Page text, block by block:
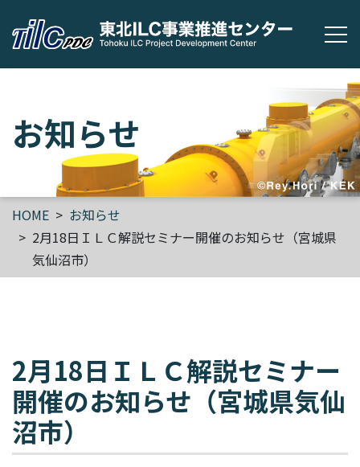
お知らせ
HOME
お知らせ
2月18日ＩＬＣ解説セミナー開催のお知らせ（宮城県
気仙沼市）
2月18日ＩＬＣ解説セミナー
開催のお知らせ（宮城県気仙
沼市）